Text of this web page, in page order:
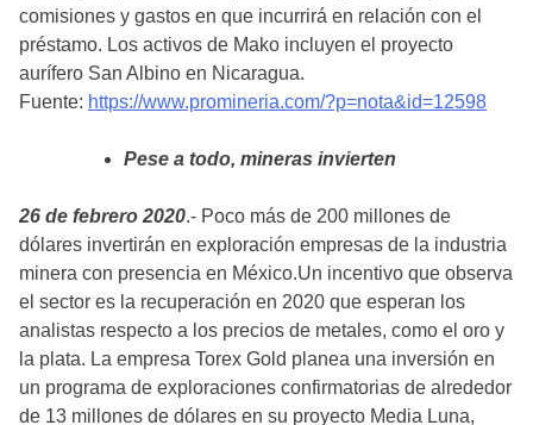
comisiones y gastos en que incurrirá en relación con el
préstamo. Los activos de Mako incluyen el proyecto
aurífero San Albino en Nicaragua.
Fuente: https://www.promineria.com/?p=nota&id=12598
Pese a todo, mineras invierten
26 de febrero 2020.- Poco más de 200 millones de
dólares invertirán en exploración empresas de la industria
minera con presencia en México.Un incentivo que observa
el sector es la recuperación en 2020 que esperan los
analistas respecto a los precios de metales, como el oro y
la plata. La empresa Torex Gold planea una inversión en
un programa de exploraciones confirmatorias de alrededor
de 13 millones de dólares en su proyecto Media Luna,